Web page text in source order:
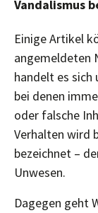
Vandalismus
Einige Artikel
angemeldeten
handelt es
bei denen
oder falsche
Verhalten wird
bezeichnet –
Unwesen.
Dagegen geht